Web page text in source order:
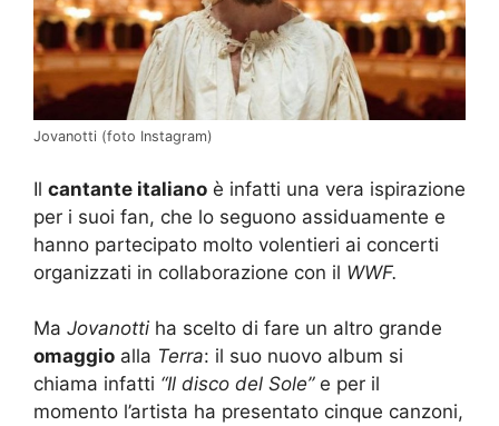
Jovanotti (foto Instagram)
Il cantante italiano è infatti una vera ispirazione
per i suoi fan, che lo seguono assiduamente e
hanno partecipato molto volentieri ai concerti
organizzati in collaborazione con il WWF.
Ma Jovanotti ha scelto di fare un altro grande
omaggio alla Terra: il suo nuovo album si
chiama infatti “Il disco del Sole”e per il
momento l’artista ha presentato cinque canzoni,